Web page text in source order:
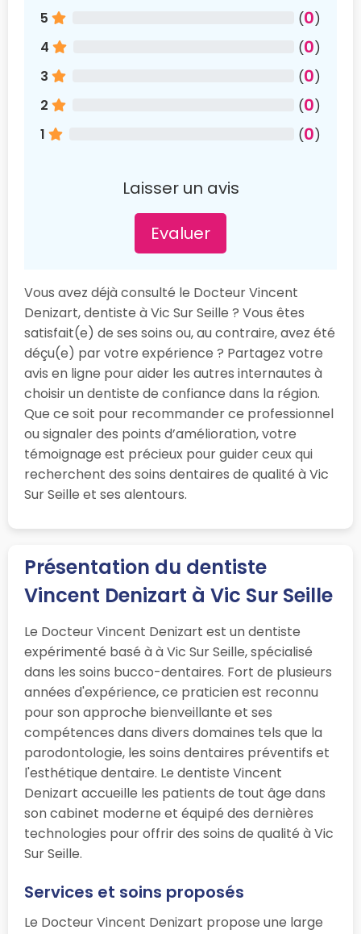
5 (0)
4
(0)
3
(0)
2
(0)
1
(0)
Laisser un avis
Evaluer
Vous avez déjà consulté le Docteur Vincent
Denizart, dentiste à Vic Sur Seille ? Vous êtes
satisfait(e) de ses soins ou, au contraire, avez été
déçu(e) par votre expérience ? Partagez votre
avis en ligne pour aider les autres internautes à
choisir un dentiste de confiance dans la région.
Que ce soit pour recommander ce professionnel
ou signaler des points d’amélioration, votre
témoignage est précieux pour guider ceux qui
recherchent des soins dentaires de qualité à Vic
Sur Seille et ses alentours.
Présentation du dentiste
Vincent Denizart à Vic Sur Seille
Le Docteur Vincent Denizart est un dentiste
expérimenté basé à à Vic Sur Seille, spécialisé
dans les soins bucco-dentaires. Fort de plusieurs
années d'expérience, ce praticien est reconnu
pour son approche bienveillante et ses
compétences dans divers domaines tels que la
parodontologie, les soins dentaires préventifs et
l'esthétique dentaire. Le dentiste Vincent
Denizart accueille les patients de tout âge dans
son cabinet moderne et équipé des dernières
technologies pour offrir des soins de qualité à Vic
Sur Seille.
Services et soins proposés
Le Docteur Vincent Denizart propose une large